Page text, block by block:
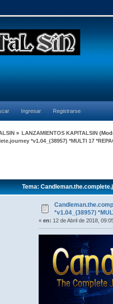
Ingresar Registrarse
» LANZAMIENTOS KAPITALSIN
*v1.04_(38957) *MULTI 17
Tema:
*v1.04_(38957)
« en: 12 de Abril de 2018,